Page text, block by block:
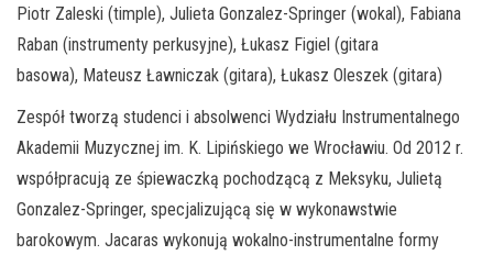
Piotr Zaleski (timple), Julieta Gonzalez-Springer (wokal), Fabiana
Raban (instrumenty perkusyjne), Łukasz Figiel (gitara
basowa), Mateusz Ławniczak (gitara), Łukasz Oleszek (gitara)
Zespół tworzą studenci i absolwenci Wydziału Instrumentalnego
Akademii Muzycznej im. K. Lipińskiego we Wrocławiu. Od 2012 r.
współpracują ze śpiewaczką pochodzącą z Meksyku, Julietą
Gonzalez-Springer, specjalizującą się w wykonawstwie
barokowym. Jacaras wykonują wokalno-instrumentalne formy